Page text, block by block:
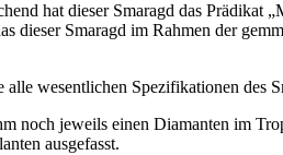
hat dieser Smaragd das Prädikat
dieser Smaragd im Rahmen der
wesentlichen Spezifikationen des
noch jeweils einen Diamanten im
ausgefasst.